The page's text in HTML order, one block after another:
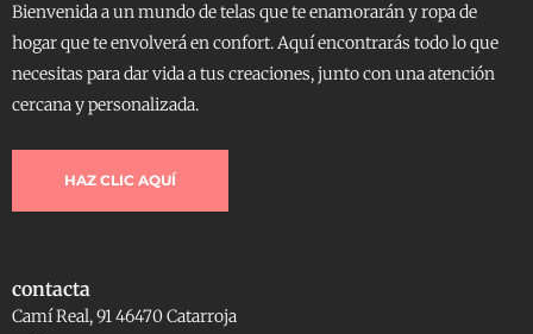
Bienvenida a un mundo de telas que te enamorarán y ropa de
hogar que te envolverá en confort. Aquí encontrarás todo lo que
necesitas para dar vida a tus creaciones, junto con una atención
cercana y personalizada.
HAZ CLIC AQUÍ
contacta
Camí Real, 91 46470 Catarroja